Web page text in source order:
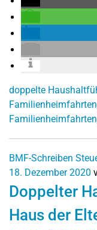
doppelte
Familienheimfahrten
Familienheimfahrten
BMF-Schreiben
18. Dezember 2020
Doppelter
Haus der